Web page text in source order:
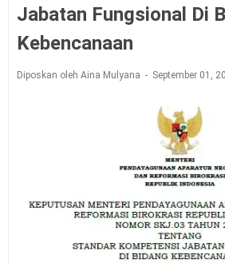
Jabatan Fungsional Di
Kebencanaan
Diposkan oleh Aina Mulyana September 01,